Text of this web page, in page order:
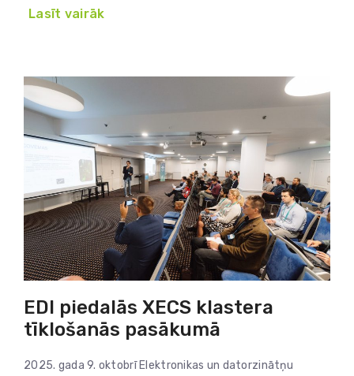
Lasīt vairāk
EDI piedalās XECS klastera
tīklošanās pasākumā
2025. gada 9. oktobrī Elektronikas un datorzinātņu